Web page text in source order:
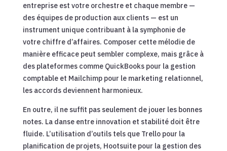
entreprise est votre orchestre et chaque membre —
des équipes de production aux clients — est un
instrument unique contribuant à la symphonie de
votre chiffre d’affaires. Composer cette mélodie de
manière efficace peut sembler complexe, mais grâce à
des plateformes comme QuickBooks pour la gestion
comptable et Mailchimp pour le marketing relationnel,
les accords deviennent harmonieux.
En outre, il ne suffit pas seulement de jouer les bonnes
notes. La danse entre innovation et stabilité doit être
fluide. L’utilisation d’outils tels que Trello pour la
planification de projets, Hootsuite pour la gestion des